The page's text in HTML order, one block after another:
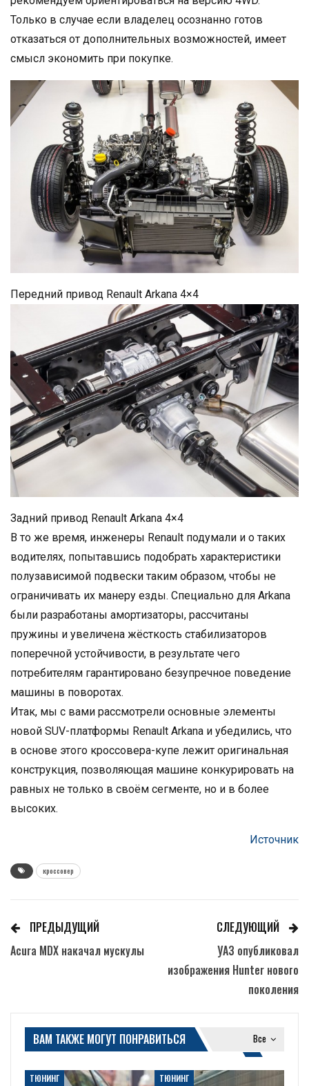
Только в случае если владелец осознанно готов
отказаться от дополнительных возможностей, имеет
смысл экономить при покупке.
Передний привод Renault Arkana 4×4
Задний привод Renault Arkana 4×4
В то же время, инженеры Renault подумали и о таких
водителях, попытавшись подобрать характеристики
полузависимой подвески таким образом, чтобы не
ограничивать их манеру езды. Специально для Arkana
были разработаны амортизаторы, рассчитаны
пружины и увеличена жёсткость стабилизаторов
поперечной устойчивости, в результате чего
потребителям гарантировано безупречное поведение
машины в поворотах.
Итак, мы с вами рассмотрели основные элементы
новой SUV-платформы Renault Arkana и убедились, что
в основе этого кроссовера-купе лежит оригинальная
конструкция, позволяющая машине конкурировать на
равных не только в своём сегменте, но и в более
высоких.
Источник
кроссовер
ПРЕДЫДУЩИЙ
Acura MDX накачал мускулы
СЛЕДУЮЩИЙ
УАЗ опубликовал
изображения Hunter нового
поколения
Все
ВАМ ТАКЖЕ МОГУТ ПОНРАВИТЬСЯ
ТЮНИНГ ТЮНИНГ